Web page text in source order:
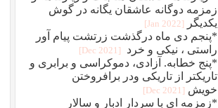
زمزمه دوگانه عاشقان یگانه در گوش
یکدیگر
[2022 Jan]
*پنجم دی ماه درگذشت زرتشت پیام آور
راستی ، نیکی و خرد
[2021 Dec]
*پنج خطابه. آزادی، دموکراسی و برابری و
تاریکتر از تاریکی ودر برافروختن
خویش [2021 Dec]
*زمزمه ای با سردار ادبار و سالار